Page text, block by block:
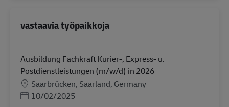
vastaavia työpaikkoja
Ausbildung Fachkraft Kurier-, Express- u.
Postdienstleistungen (m/w/d) in 2026
SijaintiSaarbrücken, Saarland, Germany
Posted Date
10/02/2025